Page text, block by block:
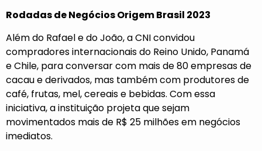
Rodadas de Negócios Origem Brasil 2023
Além do Rafael e do João, a CNI convidou
compradores internacionais do Reino Unido, Panamá
e Chile, para conversar com mais de 80 empresas de
cacau e derivados, mas também com produtores de
café, frutas, mel, cereais e bebidas. Com essa
iniciativa, a instituição projeta que sejam
movimentados mais de R$ 25 milhões em negócios
imediatos.